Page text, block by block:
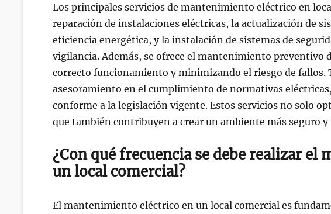
Los principales servicios de mantenimiento eléctrico en
reparación de instalaciones eléctricas, la actualización de
eficiencia energética, y la instalación de sistemas de
vigilancia. Además, se ofrece el mantenimiento preventivo
correcto funcionamiento y minimizando el riesgo de fallos.
asesoramiento en el cumplimiento de normativas
conforme a la legislación vigente. Estos servicios no solo
que también contribuyen a crear un ambiente más seguro
¿Con qué frecuencia se debe realizar
un local comercial?
El mantenimiento eléctrico en un local comercial es